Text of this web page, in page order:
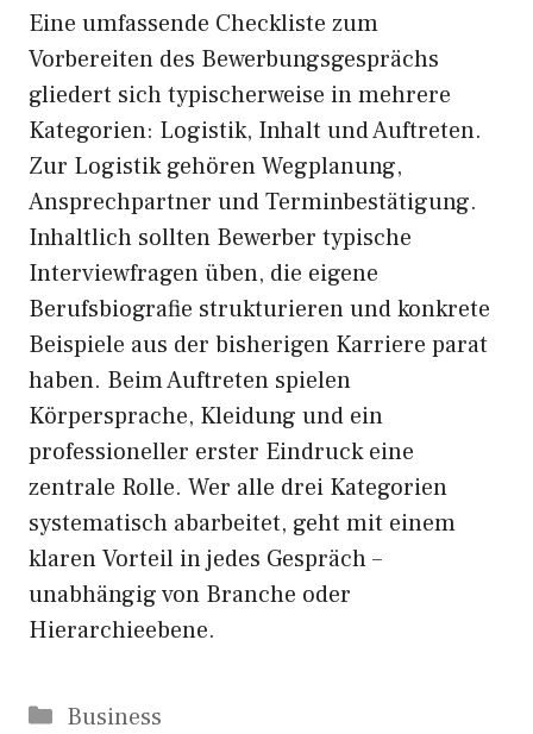
Eine umfassende Checkliste zum
Vorbereiten des Bewerbungsgesprächs
gliedert sich typischerweise in mehrere
Kategorien: Logistik, Inhalt und Auftreten.
Zur Logistik gehören Wegplanung,
Ansprechpartner und Terminbestätigung.
Inhaltlich sollten Bewerber typische
Interviewfragen üben, die eigene
Berufsbiografie strukturieren und konkrete
Beispiele aus der bisherigen Karriere parat
haben. Beim Auftreten spielen
Körpersprache, Kleidung und ein
professioneller erster Eindruck eine
zentrale Rolle. Wer alle drei Kategorien
systematisch abarbeitet, geht mit einem
klaren Vorteil in jedes Gespräch –
unabhängig von Branche oder
Hierarchieebene.
Kategorien
Business